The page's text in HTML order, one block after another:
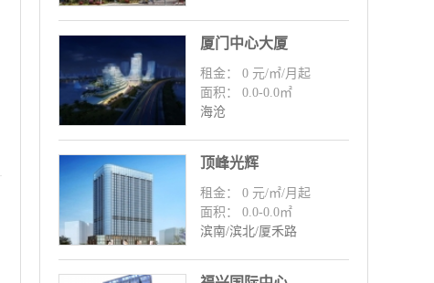
厦门中心大厦
租金： 0 元/㎡/月起
面积： 0.0-0.0㎡
海沧
顶峰光辉
租金： 0 元/㎡/月起
面积： 0.0-0.0㎡
滨南/滨北/厦禾路